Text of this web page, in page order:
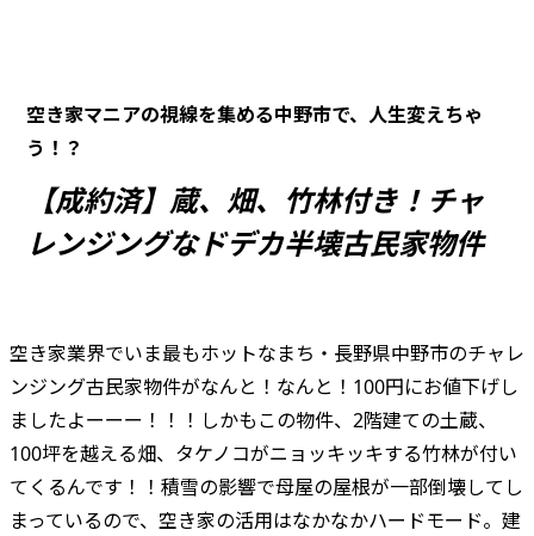
空き家マニアの視線を集める中野市で、人生変えちゃ
う！？
【成約済】蔵、畑、竹林付き！チャ
レンジングなドデカ半壊古民家物件
空き家業界でいま最もホットなまち・長野県中野市のチャレ
ンジング古民家物件がなんと！なんと！100円にお値下げし
ましたよーーー！！！しかもこの物件、2階建ての土蔵、
100坪を越える畑、タケノコがニョッキッキする竹林が付い
てくるんです！！積雪の影響で母屋の屋根が一部倒壊してし
まっているので、空き家の活用はなかなかハードモード。建